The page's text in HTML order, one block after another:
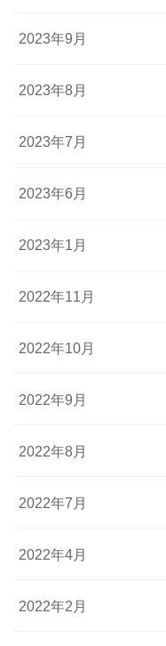
2023年9月
2023年8月
2023年7月
2023年6月
2023年1月
2022年11月
2022年10月
2022年9月
2022年8月
2022年7月
2022年4月
2022年2月